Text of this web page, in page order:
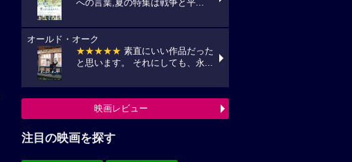
への言葉,夏の特集は戦争と平...
オールド・オーク
★★★★★ 素直にいい作品だった
と思います。 それにしても、永...
映画レビュー
注目の映画を探す